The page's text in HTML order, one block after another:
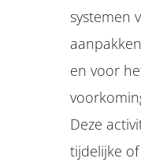
systemen
en voor
Deze
tijdelijke